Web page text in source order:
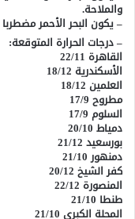
والملاحة.
– يكون البحر الأحمر
– درجات الحرارة المتوقعة:
القاهرة 22/11
الأسكندرية 18/12
العلمين 18/12
مطروح 17/9
السلوم 17/9
دمياط 20/10
بورسعيد 21/12
دمنهور 21/10
كفر الشيخ 20/12
المنصورة 22/12
طنطا 21/10
المحلة الكبرى 21/10